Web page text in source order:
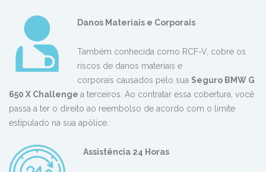
Danos Materiais e Corporais
Também conhecida como RCF-V, cobre os
riscos de danos materiais e
corporais causados pelo sua Seguro BMW G
650 X Challenge a terceiros. Ao contratar essa cobertura, você
passa a ter o direito ao reembolso de acordo com o limite
estipulado na sua apólice.
Assistência 24 Horas